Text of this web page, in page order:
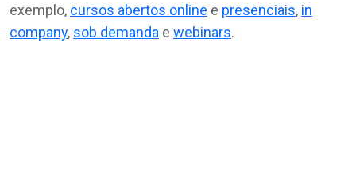
exemplo, cursos abertos online e presenciais, in
company, sob demanda e webinars.